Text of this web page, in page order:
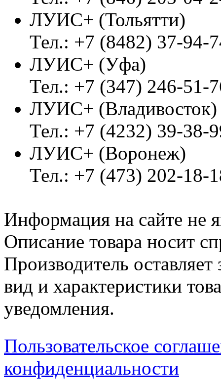
ЛУИС+ (Тольятти)
Тел.: +7 (8482) 37-94-
ЛУИС+ (Уфа)
Тел.: +7 (347) 246-51-
ЛУИС+
Тел.: +7 (4232) 39-38-
ЛУИС+ (Воронеж)
Тел.: +7 (473) 202-18-
Информация на сайте не
Описание товара носит
Производитель
вид и характеристики
уведомления.
Пользовательское
конфиденциальности